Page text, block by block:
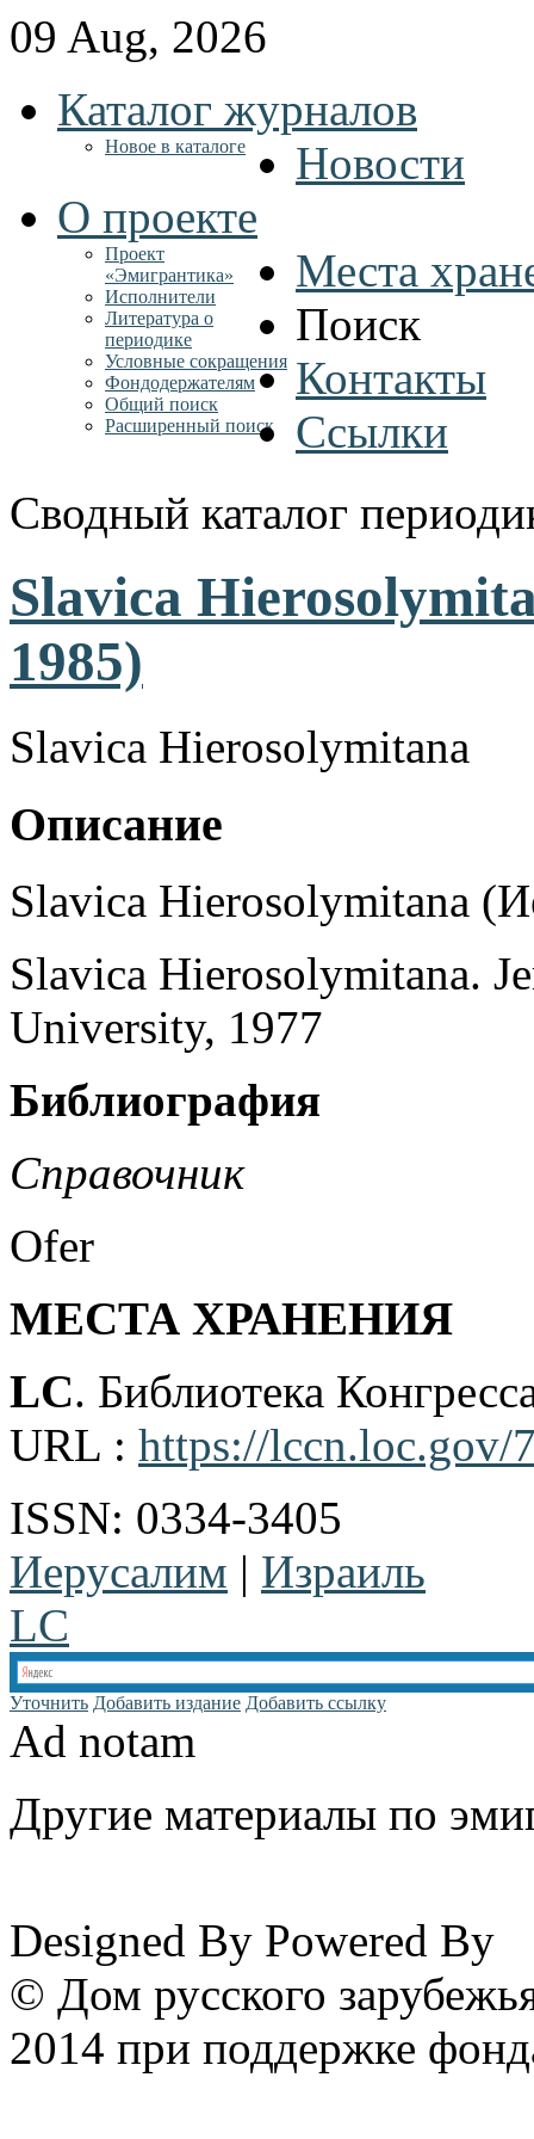
09 Aug, 2026
Каталог журналов
Новое в каталоге
Новости
О проекте
Проект
«Эмигрантика»
Исполнители
Литература о
периодике
Условные сокращения
Фондодержателям
Места
Поиск
Общий поиск
Расширенный поиск
Контакты
Ссылки
Сводный каталог
Slavica
1985)
Slavica Hierosolymitana
Описание
Slavica Hierosolymitana
Slavica Hierosolymitana.
University, 1977
Библиография
Справочник
Ofer
МЕСТА ХРАНЕНИЯ
LC. Библиотека
URL : https://lccn.loc.gov/
ISSN: 0334-3405
Иерусалим | Израиль
LC
Уточнить Добавить издание Добавить ссылку
Ad notam
Другие материалы по
Designed By Powered By
© Дом русского
2014 при поддержке